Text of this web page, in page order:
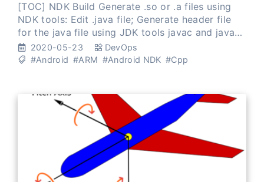
[TOC] NDK Build Generate .so or .a files using
NDK tools: Edit .java file; Generate header file
for the java file using JDK tools javac and javah;
123# 在 `src` 目录下javac
com/ndk/test/OpenCVTest.javaja
2020-05-23
DevOps
#Android #ARM #Android NDK #Cpp